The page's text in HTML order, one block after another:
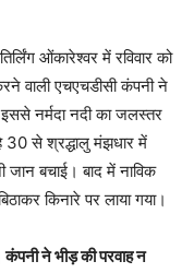
ओंकारेश्वर में रविवार को
वाली एचएचडीसी कंपनी ने
नर्मदा नदी का जलस्तर
से श्रद्धालु मंझधार में
बचाई। बाद में नाविक
किनारे पर लाया गया।
ने भीड़ की परवाह न